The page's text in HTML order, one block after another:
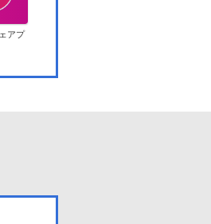
アプ